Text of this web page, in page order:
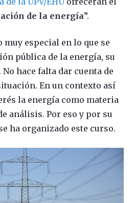
de la energía”.
muy especial en lo que se
pública de la energía, su
hace falta dar cuenta de
En un contexto así
la energía como materia
análisis. Por eso y por su
ha organizado este curso.